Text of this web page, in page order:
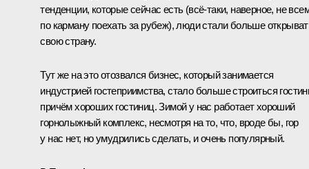
тенденции, которые сейчас есть (всё‑таки, наверное, не
по карману поехать за рубеж), люди стали больше
свою страну.
Тут же на это отозвался бизнес, который занимается
индустрией гостеприимства, стало больше строиться
причём хороших гостиниц. Зимой у нас работает хороший
горнолыжный комплекс, несмотря на то, что, вроде бы, гор
у нас нет, но умудрились сделать, и очень популярный.